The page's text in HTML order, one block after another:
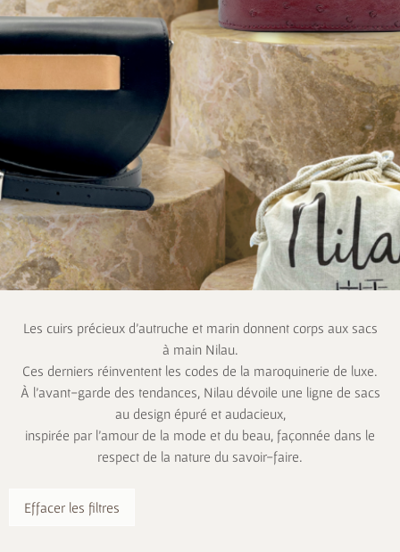
Les cuirs précieux d’autruche et marin donnent corps aux sacs
à main Nilau.
Ces derniers réinventent les codes de la maroquinerie de luxe.
À l’avant-garde des tendances, Nilau dévoile une ligne de sacs
au design épuré et audacieux,
inspirée par l’amour de la mode et du beau, façonnée dans le
respect de la nature du savoir-faire.
Effacer les filtres